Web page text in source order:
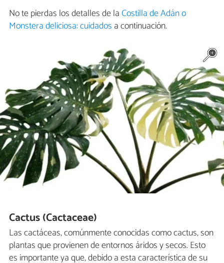
No te pierdas los detalles de laCostilla de Adán o
Monstera deliciosa: cuidados a continuación.
Cactus (Cactaceae)
Las cactáceas, comúnmente conocidas como cactus, son
plantas que provienen de entornos áridos y secos. Esto
es importante ya que, debido a esta característica de su